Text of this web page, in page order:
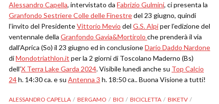
Alessandro Capella, intervistato da Fabrizio Gulmini, ci presenta la
Granfondo Sestriere Colle delle Finestredel 23 giugno, quindi
l’invito del PresidenteVittorio Mevio del G.S. Alpiper l’edizione del
ventennale della Granfondo Gavia&Mortirolo che prenderà il via
dall’Aprica (So) il 23 giugno ed in conclusioneDario Daddo Nardone
diMondotriathlon.it per la 2 giorni di Toscolano Maderno (Bs)
dell’X Terra Lake Garda 2024. Visibile lunedì anche su Top Calcio
24h. 14:30 ca. e su Antenna 3 h. 18:50 ca.. Buona Visione a tutti!
ALESSANDRO CAPELLA BERGAMO BICI BICICLETTA
BIKETV